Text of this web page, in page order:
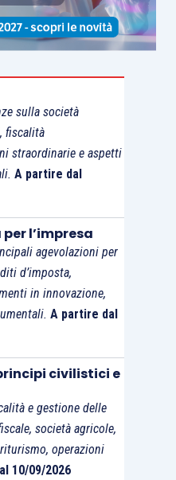
sulla società
fiscalità
straordinarie e aspetti
A partire dal
l’impresa
agevolazioni per
d’imposta,
in innovazione,
A partire dal
civilistici e
e gestione delle
società agricole,
operazioni
10/09/2026